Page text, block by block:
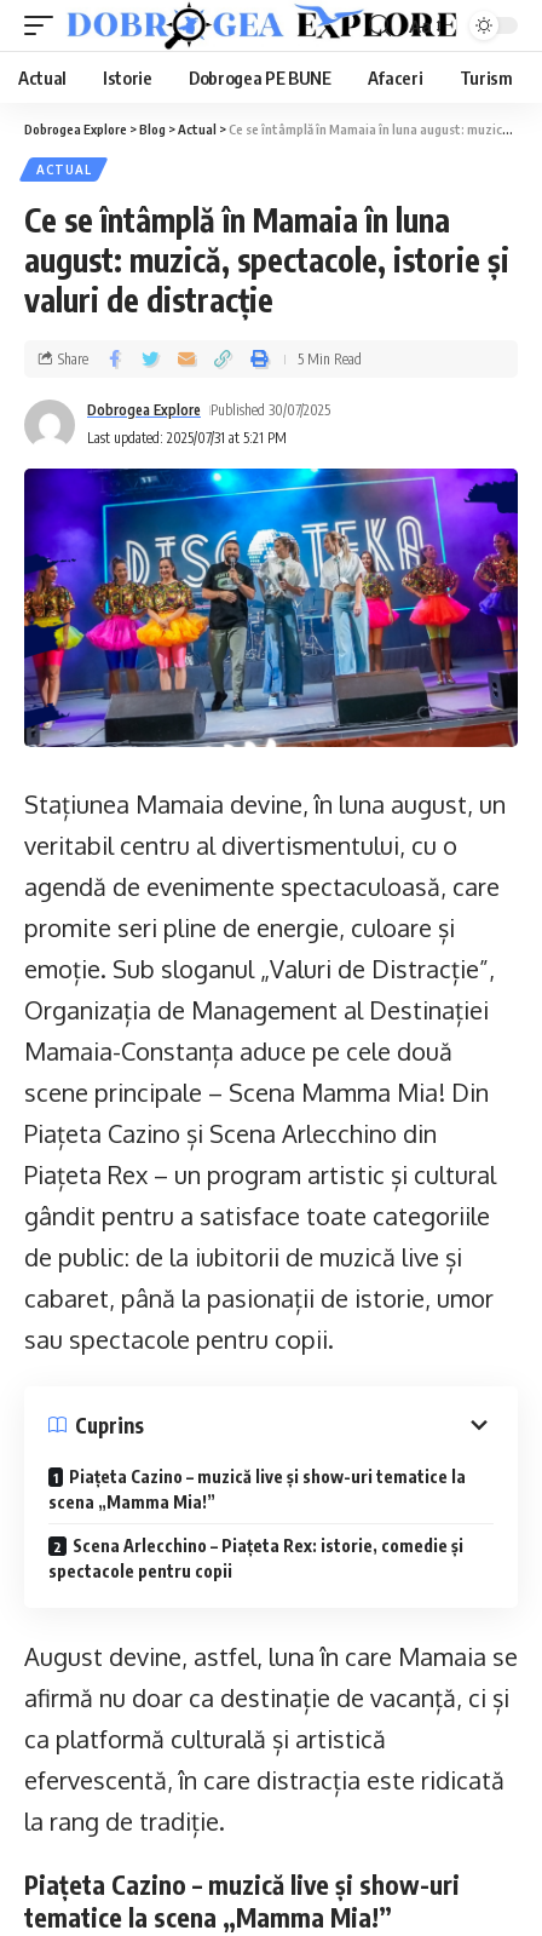
Aa
Actual Istorie Dobrogea PE BUNE Afaceri Turism
Dobrogea Explore >Blog >Actual >Ce se întâmplă în Mamaia în luna august: muzică, spectacole, istorie și valuri de distracție
ACTUAL
Ce se întâmplă în Mamaia în luna
august: muzică, spectacole, istorie și
valuri de distracție
Last updated: 2025/07/31 at 5:21 PM
Dobrogea Explore Published 30/07/2025
Share 5 Min Read
Stațiunea Mamaia devine, în luna august, un
veritabil centru al divertismentului, cu o
agendă de evenimente spectaculoasă, care
promite seri pline de energie, culoare și
emoție. Sub sloganul „Valuri de Distracție”,
Organizația de Management al Destinației
Mamaia-Constanța aduce pe cele două
scene principale – Scena Mamma Mia! Din
Piațeta Cazino și Scena Arlecchino din
Piațeta Rex – un program artistic și cultural
gândit pentru a satisface toate categoriile
de public: de la iubitorii de muzică live și
cabaret, până la pasionații de istorie, umor
sau spectacole pentru copii.
Cuprins
Piațeta Cazino – muzică live și show-uri tematice la
scena „Mamma Mia!”
Scena Arlecchino – Piațeta Rex: istorie, comedie și
spectacole pentru copii
August devine, astfel, luna în care Mamaia se
afirmă nu doar ca destinație de vacanță, ci și
ca platformă culturală și artistică
efervescentă, în care distracția este ridicată
la rang de tradiție.
Piațeta Cazino – muzică live și show-uri
tematice la scena „Mamma Mia!”